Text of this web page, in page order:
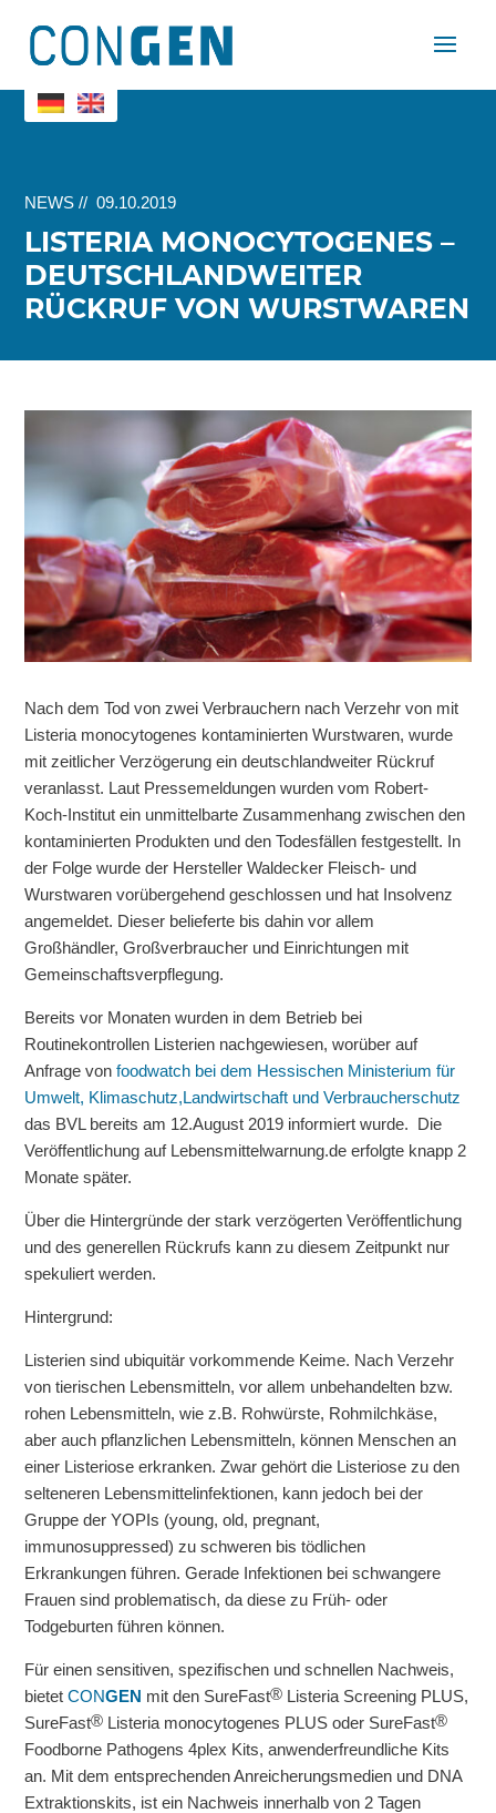
NEWS // 09.10.2019
LISTERIA MONOCYTOGENES –
DEUTSCHLANDWEITER
RÜCKRUF VON WURSTWAREN
Nach dem Tod von zwei Verbrauchern nach Verzehr von mit
Listeria monocytogenes kontaminierten Wurstwaren, wurde
mit zeitlicher Verzögerung ein deutschlandweiter Rückruf
veranlasst. Laut Pressemeldungen wurden vom Robert-
Koch-Institut ein unmittelbarte Zusammenhang zwischen den
kontaminierten Produkten und den Todesfällen festgestellt. In
der Folge wurde der Hersteller Waldecker Fleisch- und
Wurstwaren vorübergehend geschlossen und hat Insolvenz
angemeldet. Dieser belieferte bis dahin vor allem
Großhändler, Großverbraucher und Einrichtungen mit
Gemeinschaftsverpflegung.
Bereits vor Monaten wurden in dem Betrieb bei
Routinekontrollen Listerien nachgewiesen, worüber auf
Anfrage vonfoodwatch bei dem Hessischen Ministerium für
Umwelt, Klimaschutz,Landwirtschaft und Verbraucherschutz
das BVL bereits am 12.August 2019 informiert wurde. Die
Veröffentlichung auf Lebensmittelwarnung.de erfolgte knapp 2
Monate später.
Über die Hintergründe der stark verzögerten Veröffentlichung
und des generellen Rückrufs kann zu diesem Zeitpunkt nur
spekuliert werden.
Hintergrund:
Listerien sind ubiquitär vorkommende Keime. Nach Verzehr
von tierischen Lebensmitteln, vor allem unbehandelten bzw.
rohen Lebensmitteln, wie z.B. Rohwürste, Rohmilchkäse,
aber auch pflanzlichen Lebensmitteln, können Menschen an
einer Listeriose erkranken. Zwar gehört die Listeriose zu den
selteneren Lebensmittelinfektionen, kann jedoch bei der
Gruppe der YOPIs (young, old, pregnant,
immunosuppressed) zu schweren bis tödlichen
Erkrankungen führen. Gerade Infektionen bei schwangere
Frauen sind problematisch, da diese zu Früh- oder
Todgeburten führen können.
Für einen sensitiven, spezifischen und schnellen Nachweis,
bietetCONGEN mit den SureFast® Listeria Screening PLUS,
SureFast® Listeria monocytogenes PLUS oder SureFast®
Foodborne Pathogens 4plex Kits, anwenderfreundliche Kits
an. Mit dem entsprechenden Anreicherungsmedien und DNA
Extraktionskits, ist ein Nachweis innerhalb von 2 Tagen